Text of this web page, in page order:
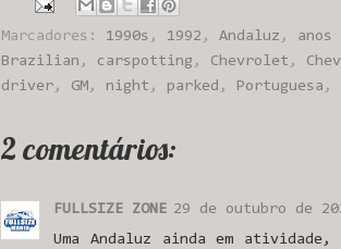
Marcadores: 1990s , 1992 , Andaluz , anos
Brazilian , carspotting , Chevrolet ,
driver , GM , night , parked , Portuguesa ,
2 comentários:
FULLSIZE ZONE 29 de outubro de
Uma Andaluz ainda em